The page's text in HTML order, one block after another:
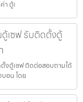
า ตู้เ
ตู้เซฟ รับติดตั้งตู้
งตู้เซฟ ติดต่อสอบถามได้
อน โดย